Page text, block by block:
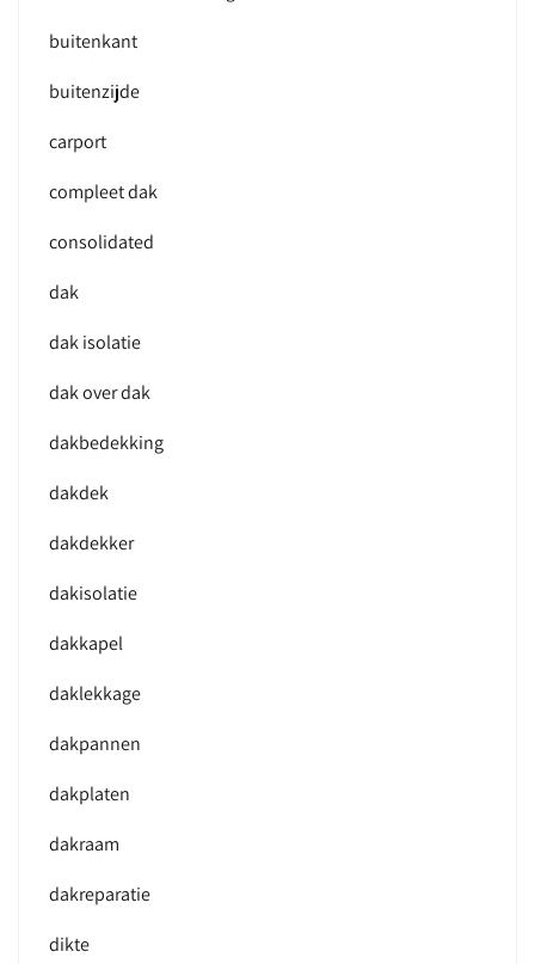
buitenkant
buitenzijde
carport
compleet dak
consolidated
dak
dak isolatie
dak over dak
dakbedekking
dakdek
dakdekker
dakisolatie
dakkapel
daklekkage
dakpannen
dakplaten
dakraam
dakreparatie
dikte